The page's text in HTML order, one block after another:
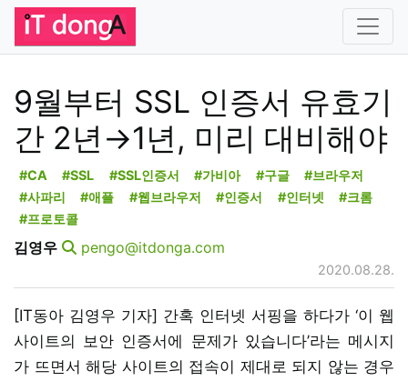
9월부터 SSL 인증서 유효기
간 2년→1년, 미리 대비해야
#CA #SSL #SSL인증서 #가비아 #구글
#브라우저
#사파리
#애플 #웹브라우저 #인증서 #인터넷
#크롬
#프로토콜
김영우 pengo@itdonga.com
2020.08.28.
[IT동아 김영우 기자] 간혹 인터넷 서핑을 하다가 ‘이 웹
사이트의 보안 인증서에 문제가 있습니다’라는 메시지
가 뜨면서 해당 사이트의 접속이 제대로 되지 않는 경우